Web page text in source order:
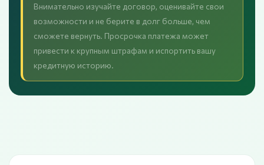
Внимательно изучайте договор, оценивайте свои
возможности и не берите в долг больше, чем
сможете вернуть. Просрочка платежа может
привести к крупным штрафам и испортить вашу
кредитную историю.